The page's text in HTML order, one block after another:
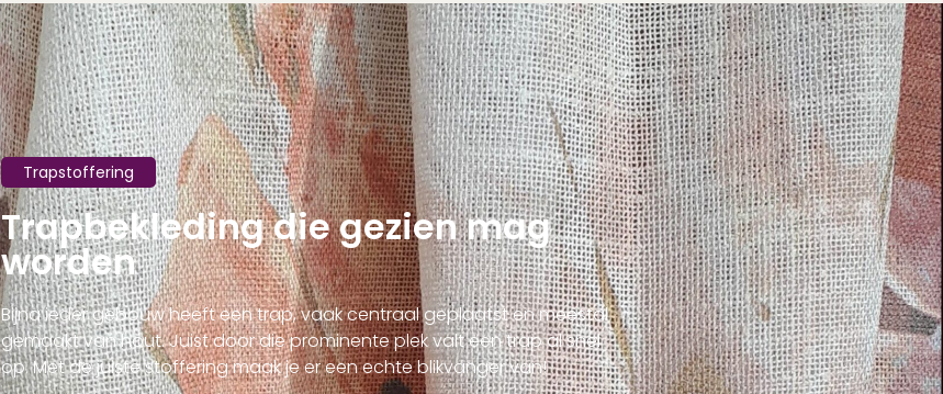
Trapstoffering
Trapbekleding die gezien mag
worden
Bijna ieder gebouw heeft een trap, vaak centraal geplaatst en meestal
gemaakt van hout. Juist door die prominente plek valt een trap al snel
op. Met de juiste stoffering maak je er een echte blikvanger van!